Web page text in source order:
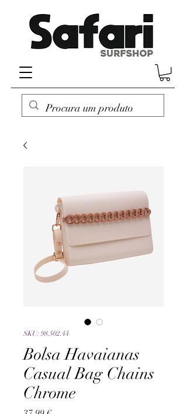
SKU: 98.502.44
Bolsa Havaianas
Casual Bag Chains
Chrome